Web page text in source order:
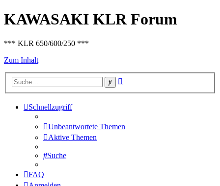
KAWASAKI KLR Forum
*** KLR 650/600/250 ***
Zum Inhalt
Suche
Schnellzugriff
Unbeantwortete Themen
Aktive Themen
Suche
FAQ